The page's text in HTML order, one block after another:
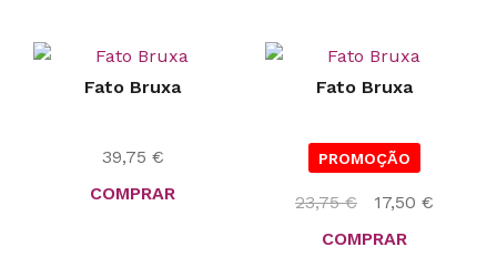
Fato Bruxa
39,75 €
COMPRAR
Fato Bruxa
PROMOÇÃO
23,75€
preço
17,50 €O
COMPRAR